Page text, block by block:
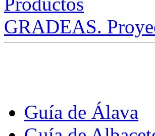
GRADEAS.
Guía de Álava